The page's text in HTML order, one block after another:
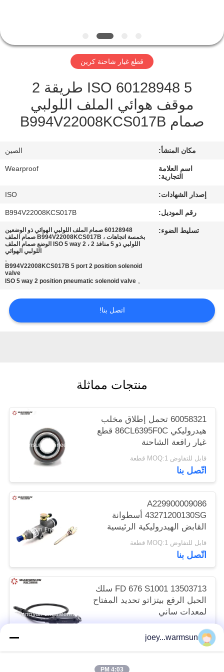
الجودة
اطلب
خريطة
الموقع
PRIVACY
POLICY
قطع غيار شاحنة كرين
ISO 60128948 5 طريقة 2
موقف هوائي الملف اللولبي
صمام B994V22008KCS017B
مكان المنشأ: الصين
اسم العلامة
التجارية:
Wearproof
إصدار الشهادات: ISO
رقم الموديل: B994V22008KCS017B
تسليط الضوء:
60128948 صمام الملف اللولبي الهوائي ذو الوضعين
بخمسة اتجاهات ، B994V22008KCS017B صمام الملف
اللولبي ذو 5 منافذ 2 ، ISO 5 way 2 الوضع صمام الملف
اللولبي الهوائي
,
B994V22008KCS017B 5 port 2 position solenoid
valve
,
ISO 5 way 2 position pneumatic solenoid valve
اتصل بنا!
منتجات مماثلة
60058321 تحمل إطلاق مخلب
هيدروليكي 86CL6395F0C قطع
غيار رافعة الشاحنة
قابل للتفاوض MOQ:1 قطعة
اتّصل بنا
A229900009086
43271200130SG أسطوانة
القابض الهيدروليكية الرئيسية
قابل للتفاوض MOQ:1 قطعة
اتّصل بنا
13503713 FD 676 S1001 سلك
الحبل الرفع بيتزاتو تحديد المفتاح
لمعدات ساني
27 usd/piece MOQ:قطعة واحدة
اتّصل بنا
joey...warmsun
4:03 PM